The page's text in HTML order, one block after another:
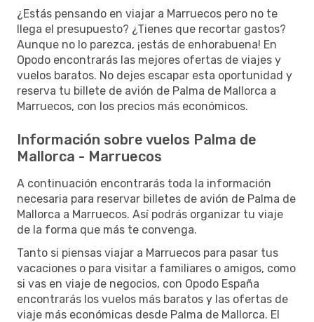
¿Estás pensando en viajar a Marruecos pero no te
llega el presupuesto? ¿Tienes que recortar gastos?
Aunque no lo parezca, ¡estás de enhorabuena! En
Opodo encontrarás las mejores ofertas de viajes y
vuelos baratos. No dejes escapar esta oportunidad y
reserva tu billete de avión de Palma de Mallorca a
Marruecos, con los precios más económicos.
Información sobre vuelos Palma de
Mallorca - Marruecos
A continuación encontrarás toda la información
necesaria para reservar billetes de avión de Palma de
Mallorca a Marruecos. Así podrás organizar tu viaje
de la forma que más te convenga.
Tanto si piensas viajar a Marruecos para pasar tus
vacaciones o para visitar a familiares o amigos, como
si vas en viaje de negocios, con Opodo España
encontrarás los vuelos más baratos y las ofertas de
viaje más económicas desde Palma de Mallorca. El